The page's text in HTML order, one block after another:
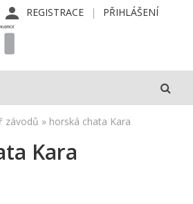
REGISTRACE PŘIHLÁŠENÍ
závodů » horská chata Kara
Kara